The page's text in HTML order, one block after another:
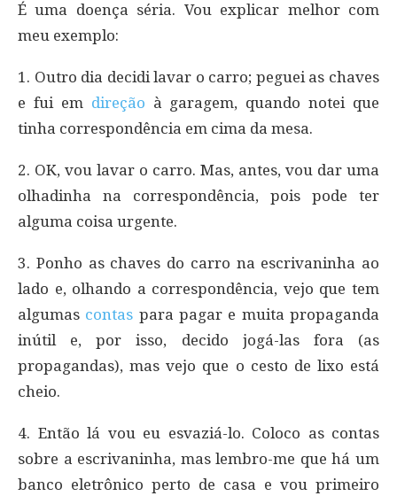
É uma doença séria. Vou explicar melhor com
meu exemplo:
1. Outro dia decidi lavar o carro; peguei as chaves
e fui em direção à garagem, quando notei que
tinha correspondência em cima da mesa.
2. OK, vou lavar o carro. Mas, antes, vou dar uma
olhadinha na correspondência, pois pode ter
alguma coisa urgente.
3. Ponho as chaves do carro na escrivaninha ao
lado e, olhando a correspondência, vejo que tem
algumas contas para pagar e muita propaganda
inútil e, por isso, decido jogá-las fora (as
propagandas), mas vejo que o cesto de lixo está
cheio.
4. Então lá vou eu esvaziá-lo. Coloco as contas
sobre a escrivaninha, mas lembro-me que há um
banco eletrônico perto de casa e vou primeiro